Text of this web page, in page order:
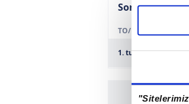
Son Maçlar
TO/R
1. tur Bitlis